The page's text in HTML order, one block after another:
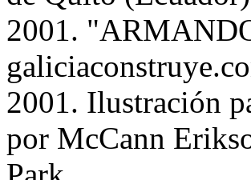
2001.
2001. Ilustración
por McCann